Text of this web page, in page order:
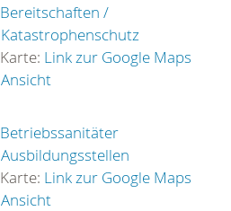
Bereitschaften /
Katastrophenschutz
Karte: Link zur Google Maps
Ansicht
Betriebssanitäter
Ausbildungsstellen
Karte: Link zur Google Maps
Ansicht